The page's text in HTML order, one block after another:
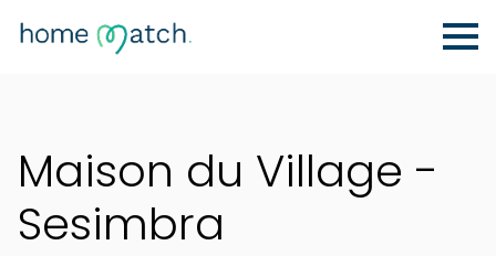
Maison du Village -
Sesimbra